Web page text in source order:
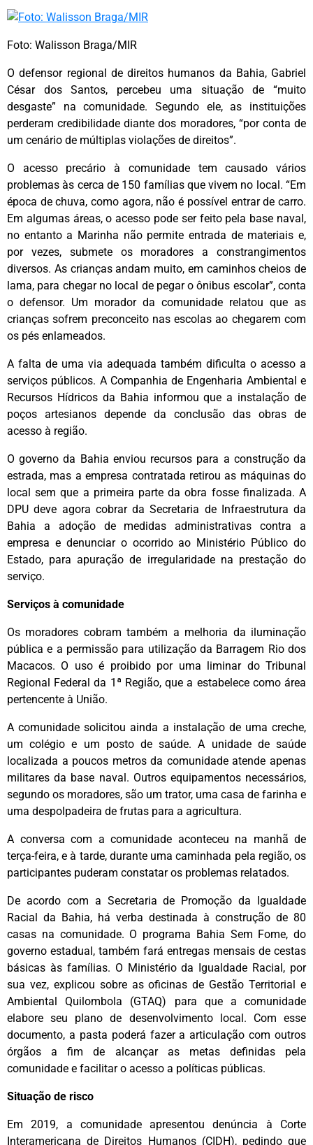
Foto: Walisson Braga/MIR
O defensor regional de direitos humanos da Bahia, Gabriel
César dos Santos, percebeu uma situação de “muito
desgaste” na comunidade. Segundo ele, as instituições
perderam credibilidade diante dos moradores, “por conta de
um cenário de múltiplas violações de direitos”.
O acesso precário à comunidade tem causado vários
problemas às cerca de 150 famílias que vivem no local. “Em
época de chuva, como agora, não é possível entrar de carro.
Em algumas áreas, o acesso pode ser feito pela base naval,
no entanto a Marinha não permite entrada de materiais e,
por vezes, submete os moradores a constrangimentos
diversos. As crianças andam muito, em caminhos cheios de
lama, para chegar no local de pegar o ônibus escolar”, conta
o defensor. Um morador da comunidade relatou que as
crianças sofrem preconceito nas escolas ao chegarem com
os pés enlameados.
A falta de uma via adequada também dificulta o acesso a
serviços públicos. A Companhia de Engenharia Ambiental e
Recursos Hídricos da Bahia informou que a instalação de
poços artesianos depende da conclusão das obras de
acesso à região.
O governo da Bahia enviou recursos para a construção da
estrada, mas a empresa contratada retirou as máquinas do
local sem que a primeira parte da obra fosse finalizada. A
DPU deve agora cobrar da Secretaria de Infraestrutura da
Bahia a adoção de medidas administrativas contra a
empresa e denunciar o ocorrido ao Ministério Público do
Estado, para apuração de irregularidade na prestação do
serviço.
Serviços à comunidade
Os moradores cobram também a melhoria da iluminação
pública e a permissão para utilização da Barragem Rio dos
Macacos. O uso é proibido por uma liminar do Tribunal
Regional Federal da 1ª Região, que a estabelece como área
pertencente à União.
A comunidade solicitou ainda a instalação de uma creche,
um colégio e um posto de saúde. A unidade de saúde
localizada a poucos metros da comunidade atende apenas
militares da base naval. Outros equipamentos necessários,
segundo os moradores, são um trator, uma casa de farinha e
uma despolpadeira de frutas para a agricultura.
A conversa com a comunidade aconteceu na manhã de
terça-feira, e à tarde, durante uma caminhada pela região, os
participantes puderam constatar os problemas relatados.
De acordo com a Secretaria de Promoção da Igualdade
Racial da Bahia, há verba destinada à construção de 80
casas na comunidade. O programa Bahia Sem Fome, do
governo estadual, também fará entregas mensais de cestas
básicas às famílias. O Ministério da Igualdade Racial, por
sua vez, explicou sobre as oficinas de Gestão Territorial e
Ambiental Quilombola (GTAQ) para que a comunidade
elabore seu plano de desenvolvimento local. Com esse
documento, a pasta poderá fazer a articulação com outros
órgãos a fim de alcançar as metas definidas pela
comunidade e facilitar o acesso a políticas públicas.
Situação de risco
Em 2019, a comunidade apresentou denúncia à Corte
Interamericana de Direitos Humanos (CIDH), pedindo que